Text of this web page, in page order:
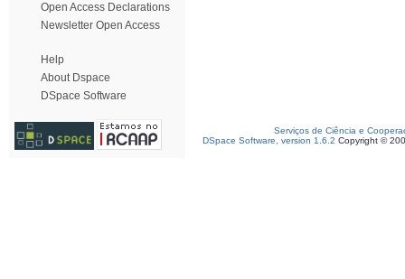
Open Access Declarations
Newsletter Open Access
Help
About Dspace
DSpace Software
Serviços de Ciência e
DSpace Software, version 1.6.2 Copyright ©